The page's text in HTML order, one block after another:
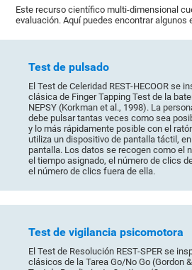
Este recurso científico multi-dimensional
evaluación. Aquí puedes encontrar algunos
Test de pulsado
El Test de Celeridad REST-HECOOR se
clásica de Finger Tapping Test de la
NEPSY (Korkman et al., 1998). La
debe pulsar tantas veces como sea
y lo más rápidamente posible con el
utiliza un dispositivo de pantalla táctil,
pantalla. Los datos se recogen como el
el tiempo asignado, el número de clics
el número de clics fuera de ella.
Test de vigilancia psicomotora
El Test de Resolución REST-SPER se
clásicos de la Tarea Go/No Go (Gordon